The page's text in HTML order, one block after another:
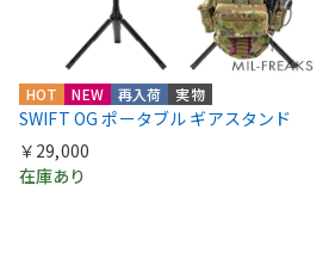
HOT NEW 再入荷 実物
SWIFT OG ポータブル ギアスタンド
￥29,000
在庫あり